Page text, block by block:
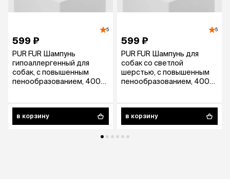
5
599 ₽
PUR FUR Шампунь
гипоаллергенный для
собак, с повышенным
пенообразованием, 400
в корзину
5
599 ₽
PUR FUR Шампунь для
собак со светлой
шерстью, с повышенным
пенообразованием, 400
в корзину